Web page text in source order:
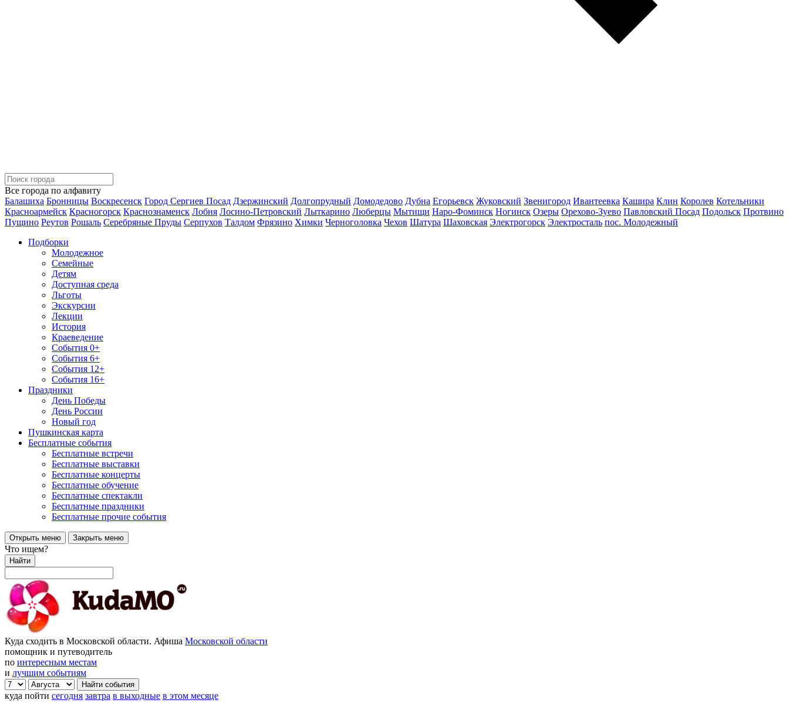
Все города по алфавиту
Балашиха Бронницы Воскресенск Город Сергиев Посад Дзержинский Долгопрудный Домодедово Дубна Егорьевск Жуковский Звенигород Ивантеевка Кашира Клин Королев Котельники
Красноармейск Красногорск Краснознаменск Лобня Лосино-Петровский Лыткарино Люберцы Мытищи Наро-Фоминск Ногинск Озеры Орехово-Зуево Павловский Посад Подольск Протвино
Пущино Реутов Рошаль Серебряные Пруды Серпухов Талдом Фрязино Химки Черноголовка Чехов Шатура Шаховская Электрогорск Электросталь пос. Молодежный
Подборки
Молодежное
Семейные
Детям
Доступная среда
Льготы
Экскурсии
Лекции
История
Краеведение
События 0+
События 6+
События 12+
События 16+
Праздники
День Победы
День России
Новый год
Пушкинская карта
Бесплатные события
Бесплатные встречи
Бесплатные выставки
Бесплатные концерты
Бесплатные обучение
Бесплатные спектакли
Бесплатные праздники
Бесплатные прочие события
Открыть меню Закрыть меню
Что ищем?
Найти
Куда сходить в Московской области. Афиша Московской области
помощник и путеводитель
по интересным местам
и лучшим событиям
куда пойти сегодня завтра в выходные в этом месяце